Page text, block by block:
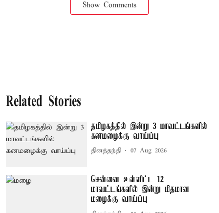
Show Comments
Related Stories
தமிழகத்தில் இன்று 3 மாவட்டங்களில்
கனமழைக்கு வாய்ப்பு
தினத்தந்தி 07 Aug 2026
சென்னை உள்ளிட்ட 12
மாவட்டங்களில் இன்று மிதமான
மழைக்கு வாய்ப்பு